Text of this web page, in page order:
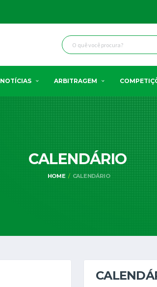
NOTÍCIAS ARBITRAGEM
CALENDÁRIO
HOME CALENDÁRIO